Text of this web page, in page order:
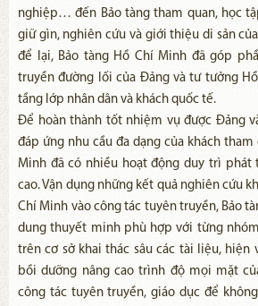
nghiệp… đến Bảo tàng tham quan, học
giữ gìn, nghiên cứu và giới thiệu di sản
để lại, Bảo tàng Hồ Chí Minh đã góp
truyền đường lối của Đảng và tư tưởng
tầng lớp nhân dân và khách quốc tế.
Để hoàn thành tốt nhiệm vụ được Đảng
đáp ứng nhu cầu đa dạng của khách tham
Minh đã có nhiều hoạt động duy trì phát
cao. Vận dụng những kết quả nghiên cứu
Chí Minh vào công tác tuyên truyền, Bảo
dung thuyết minh phù hợp với từng
trên cơ sở khai thác sâu các tài liệu, hiện
bồi dưỡng nâng cao trình độ mọi mặt
công tác tuyên truyền, giáo dục để